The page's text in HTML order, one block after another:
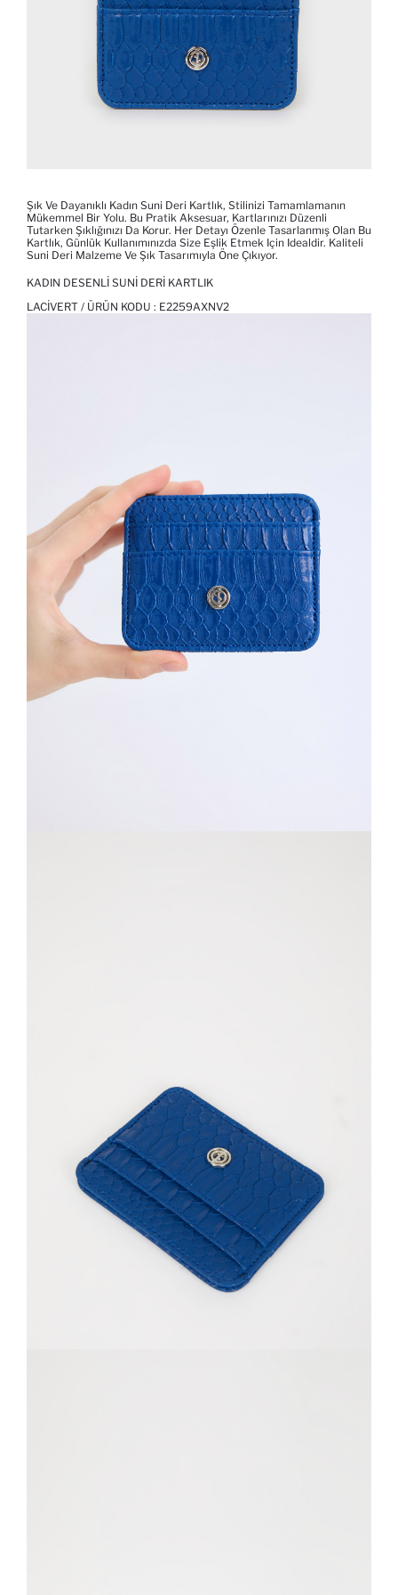
Şık Ve Dayanıklı Kadın Suni Deri Kartlık, Stilinizi Tamamlamanın
Mükemmel Bir Yolu. Bu Pratik Aksesuar, Kartlarınızı Düzenli
Tutarken Şıklığınızı Da Korur. Her Detayı Özenle Tasarlanmış Olan Bu
Kartlık, Günlük Kullanımınızda Size Eşlik Etmek Için Idealdir. Kaliteli
Suni Deri Malzeme Ve Şık Tasarımıyla Öne Çıkıyor.
KADIN DESENLI SUNI DERI KARTLIK
LACIVERT / ÜRÜN KODU : E2259AXNV2